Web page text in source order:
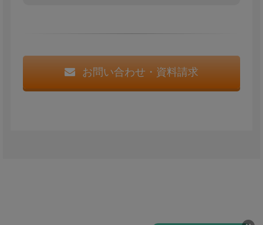
お問い合わせ・資料請求